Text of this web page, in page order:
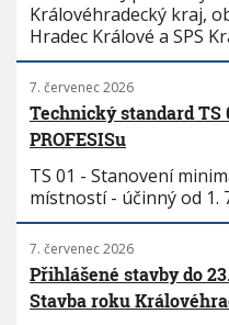
Královéhradecký kraj,
Hradec Králové a SPS
7. červenec 2026
Technický standard TS
PROFESISu
TS 01 - Stanovení
místností - účinný od 1.
7. červenec 2026
Přihlášené stavby do
Stavba roku